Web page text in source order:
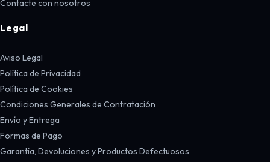
Contacte con nosotros
Legal
Aviso Legal
Política de Privacidad
Política de Cookies
Condiciones Generales de Contratación
Envío y Entrega
Formas de Pago
Garantía, Devoluciones y Productos Defectuosos